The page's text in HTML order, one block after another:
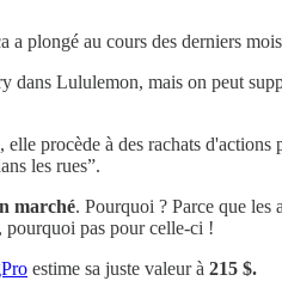
plongé au cours des derniers
dans Lululemon, mais on peut
procède à des rachats
les rues”.
marché. Pourquoi ? Parce que les
pourquoi pas pour celle-ci !
estime sa juste valeur à 215 $.